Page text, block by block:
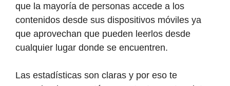
que la mayoría de personas accede a los
contenidos desde sus dispositivos móviles ya
que aprovechan que pueden leerlos desde
cualquier lugar donde se encuentren.
Las estadísticas son claras y por eso te